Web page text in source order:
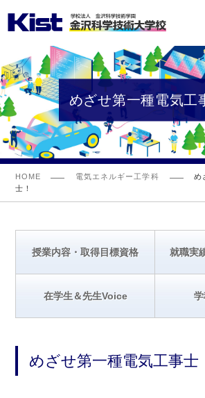
めざせ第一種電気工
HOME 電気エネルギー工学科
め
士！
授業内容・取得目標資格 就職実
在学生＆先生Voice
めざせ第一種電気工事士